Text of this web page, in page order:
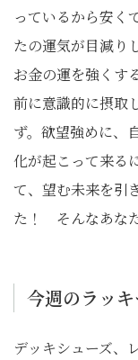
っているから安く
たの運気が目減り
お金の運を強くす
前に意識的に摂取
ず。欲望強めに、
化が起こって来る
て、望む未来を引
た！ そんなあな
今週のラッキ
デッキシューズ、